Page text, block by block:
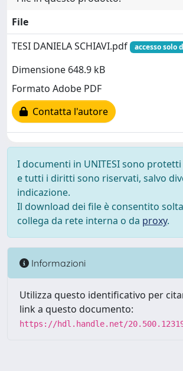
File
TESI DANIELA SCHIAVI.pdf
accesso solo
Dimensione 648.9 kB
Formato Adobe PDF
Contatta l'autore
I documenti in UNITESI sono
e tutti i diritti sono riservati, salvo
indicazione.
Il download dei file è consentito
collega da rete interna o da proxy.
Informazioni
Utilizza questo identificativo per
link a questo documento:
https://hdl.handle.net/